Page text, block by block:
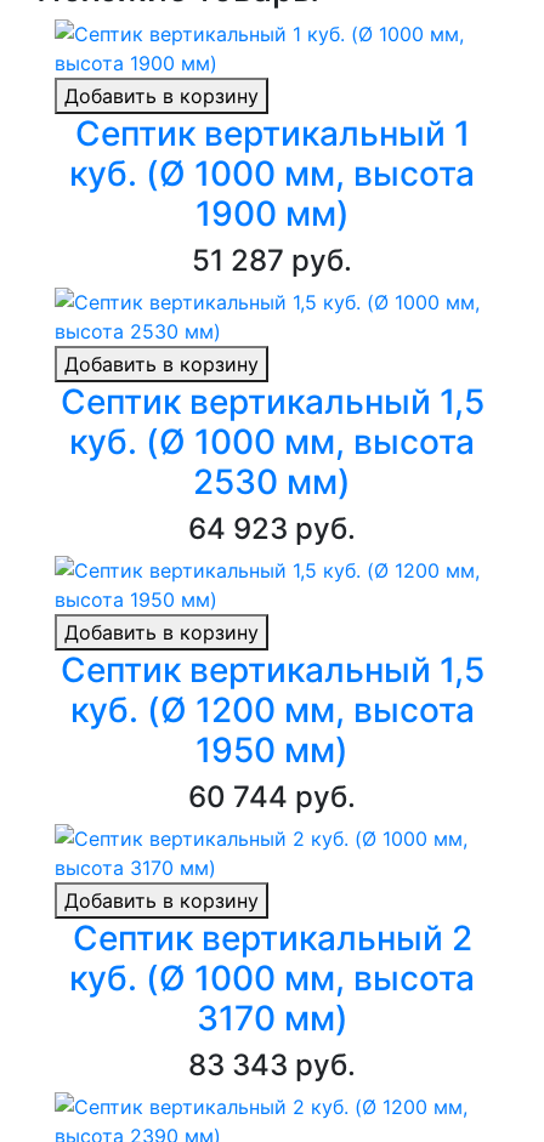
Добавить в корзину
Септик вертикальный 1
куб. (Ø 1000 мм, высота
1900 мм)
51 287 руб.
Добавить в корзину
Септик вертикальный 1,5
куб. (Ø 1000 мм, высота
2530 мм)
64 923 руб.
Добавить в корзину
Септик вертикальный 1,5
куб. (Ø 1200 мм, высота
1950 мм)
60 744 руб.
Добавить в корзину
Септик вертикальный 2
куб. (Ø 1000 мм, высота
3170 мм)
83 343 руб.